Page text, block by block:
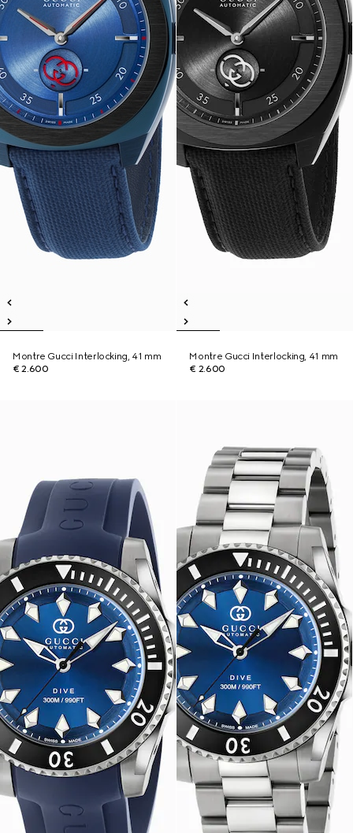
Montre Gucci Interlocking, 41 mm
€ 2.600
Montre Gucci Interlocking, 41 mm
€ 2.600